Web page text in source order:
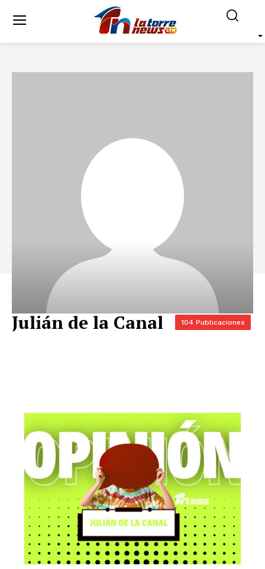
Julián de la Canal 104 Publicaciones